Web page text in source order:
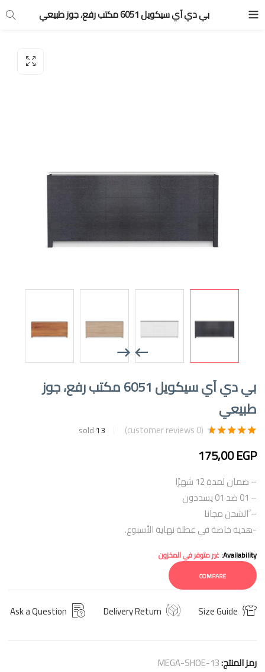
بي دي آي سيكويل 6051 مكتب رفع، جوز طبيعي
بي دي آي سيكويل 6051 مكتب رفع، جوز
طبيعي
من 5 بناءً على
تقييممن
(
0
13
sold
175,00EGP
– ضمان لمدة 12 شهرًا
– 01 ضد 01 يسددون
– ًالشحن مجانا
-هدية خاصة في عطلة نهاية الأسبوع.
Availability: غير متوفر في المخزون
COMPARE
Size Guide
Delivery Return
Ask a Question
رمز المنتج:MEGA-SHOE-13